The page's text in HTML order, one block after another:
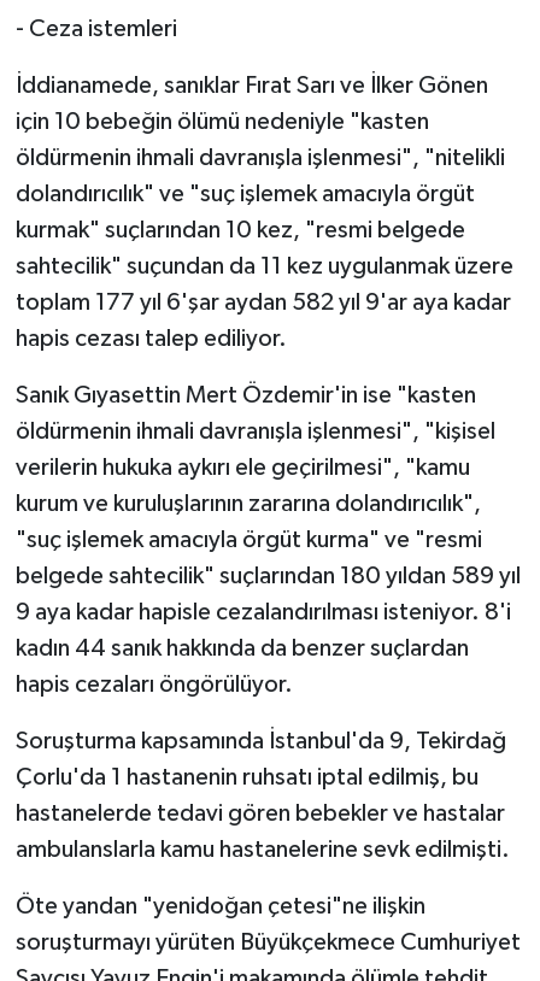
- Ceza istemleri
İddianamede, sanıklar Fırat Sarı ve İlker Gönen
için 10 bebeğin ölümü nedeniyle "kasten
öldürmenin ihmali davranışla işlenmesi", "nitelikli
dolandırıcılık" ve "suç işlemek amacıyla örgüt
kurmak" suçlarından 10 kez, "resmi belgede
sahtecilik" suçundan da 11 kez uygulanmak üzere
toplam 177 yıl 6'şar aydan 582 yıl 9'ar aya kadar
hapis cezası talep ediliyor.
Sanık Gıyasettin Mert Özdemir'in ise "kasten
öldürmenin ihmali davranışla işlenmesi", "kişisel
verilerin hukuka aykırı ele geçirilmesi", "kamu
kurum ve kuruluşlarının zararına dolandırıcılık",
"suç işlemek amacıyla örgüt kurma" ve "resmi
belgede sahtecilik" suçlarından 180 yıldan 589 yıl
9 aya kadar hapisle cezalandırılması isteniyor. 8'i
kadın 44 sanık hakkında da benzer suçlardan
hapis cezaları öngörülüyor.
Soruşturma kapsamında İstanbul'da 9, Tekirdağ
Çorlu'da 1 hastanenin ruhsatı iptal edilmiş, bu
hastanelerde tedavi gören bebekler ve hastalar
ambulanslarla kamu hastanelerine sevk edilmişti.
Öte yandan "yenidoğan çetesi"ne ilişkin
soruşturmayı yürüten Büyükçekmece Cumhuriyet